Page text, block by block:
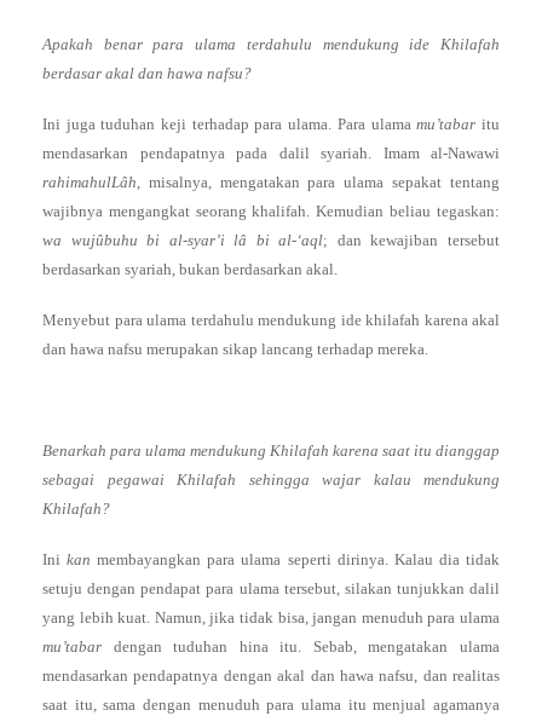
Apakah benar para ulama terdahulu mendukung ide Khilafah
berdasar akal dan hawa nafsu?
Ini juga tuduhan keji terhadap para ulama. Para ulamamu’tabar itu
mendasarkan pendapatnya pada dalil syariah. Imam al-Nawawi
rahimahulLâh, misalnya, mengatakan para ulama sepakat tentang
wajibnya mengangkat seorang khalifah. Kemudian beliau tegaskan:
wa wujûbuhu bi al-syar’i lâ bi al-‘aql; dan kewajiban tersebut
berdasarkan syariah, bukan berdasarkan akal.
Menyebut para ulama terdahulu mendukung ide khilafah karena akal
dan hawa nafsu merupakan sikap lancang terhadap mereka.
Benarkah para ulama mendukung Khilafah karena saat itu dianggap
sebagai pegawai Khilafah sehingga wajar kalau mendukung
Khilafah?
Inikan membayangkan para ulama seperti dirinya. Kalau dia tidak
setuju dengan pendapat para ulama tersebut, silakan tunjukkan dalil
yang lebih kuat. Namun, jika tidak bisa, jangan menuduh para ulama
mu’tabar dengan tuduhan hina itu. Sebab, mengatakan ulama
mendasarkan pendapatnya dengan akal dan hawa nafsu, dan realitas
saat itu, sama dengan menuduh para ulama itu menjual agamanya